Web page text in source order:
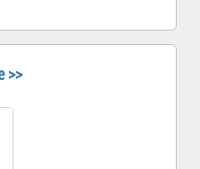
>>